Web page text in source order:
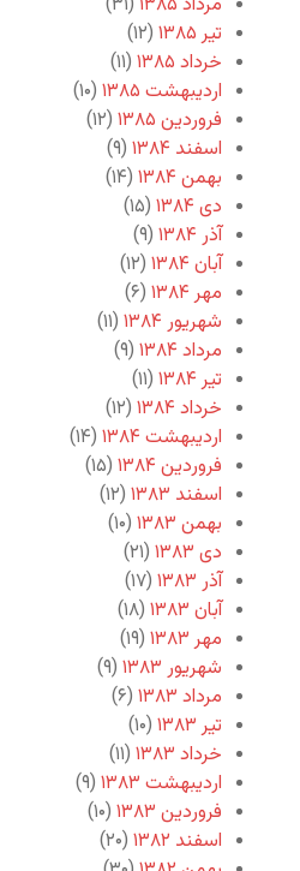
تیر ۱۳۸۵
(۱۲)
خرداد ۱۳۸۵
(۱۱)
اردیبهشت ۱۳۸۵
(۱۰)
فروردین ۱۳۸۵
(۱۲)
اسفند ۱۳۸۴
(۹)
بهمن ۱۳۸۴
(۱۴)
دی ۱۳۸۴
(۱۵)
آذر ۱۳۸۴
(۹)
آبان ۱۳۸۴
(۱۲)
مهر ۱۳۸۴
(۶)
شهریور ۱۳۸۴
(۱۱)
مرداد ۱۳۸۴
(۹)
تیر ۱۳۸۴
(۱۱)
خرداد ۱۳۸۴
(۱۲)
اردیبهشت ۱۳۸۴
(۱۴)
فروردین ۱۳۸۴
(۱۵)
اسفند ۱۳۸۳
(۱۲)
بهمن ۱۳۸۳
(۱۰)
دی ۱۳۸۳
(۲۱)
آذر ۱۳۸۳
(۱۷)
آبان ۱۳۸۳
(۱۸)
مهر ۱۳۸۳
(۱۹)
شهریور ۱۳۸۳
(۹)
مرداد ۱۳۸۳
(۶)
تیر ۱۳۸۳
(۱۰)
خرداد ۱۳۸۳
(۱۱)
اردیبهشت ۱۳۸۳
(۹)
فروردین ۱۳۸۳
(۱۰)
اسفند ۱۳۸۲
(۲۰)